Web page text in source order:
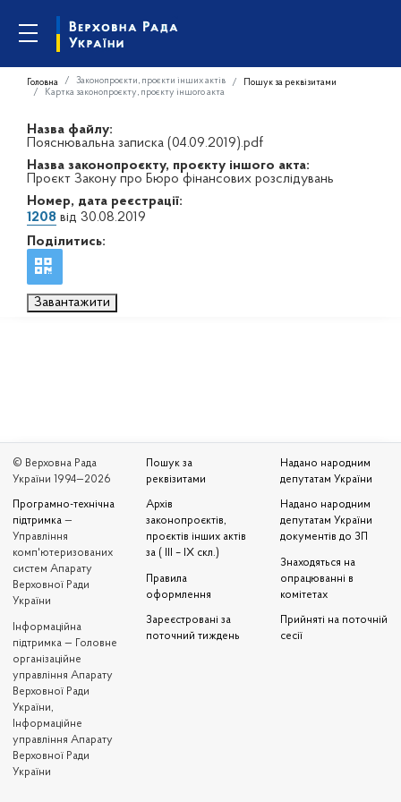
Головна Законопроєкти, проєкти інших актів
Пошук за реквізитами
Картка законопроєкту, проєкту іншого акта
Назва файлу:
Пояснювальна записка (04.09.2019).pdf
Назва законопроєкту, проєкту іншого акта:
Проєкт Закону про Бюро фінансових розслідувань
Номер, дата реєстрації:
1208 від 30.08.2019
Поділитись:
Завантажити
© Верховна Рада
України 1994—2026
Програмно-технічна
підтримка —
Управління
комп'ютеризованих
систем Апарату
Верховної Ради
України
Iнформаційна
підтримка — Головне
організаційне
управління Апарату
Верховної Ради
України,
Інформаційне
управління Апарату
Верховної Ради
України
Пошук за
реквізитами
Архів
законопроєктів,
проєктів інших актів
за ( III – IX скл.)
Правила
оформлення
Зареєстровані за
поточний тиждень
Надано народним
депутатам України
Надано народним
депутатам України
документів до ЗП
Знаходяться на
опрацюванні в
комітетах
Прийняті на поточній
сесії